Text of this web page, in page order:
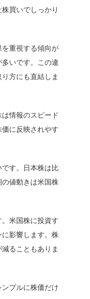
買いでしっかり
重視する傾向が
いです。この違
方にも直結しま
情報のスピード
に反映されやす
す。日本株は比
値動きは米国株
米国株に投資す
影響します。株
ることもありま
プルに株価だけ